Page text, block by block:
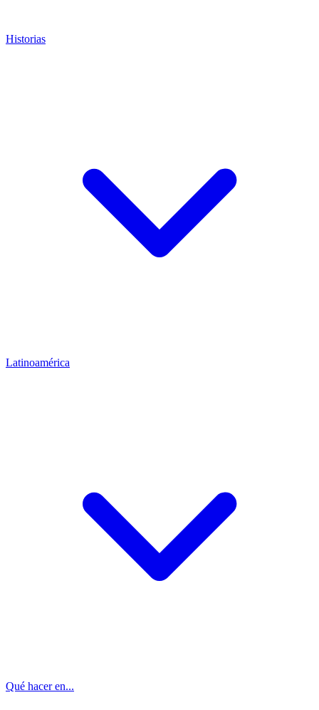
Historias
Latinoamérica
Qué hacer en...